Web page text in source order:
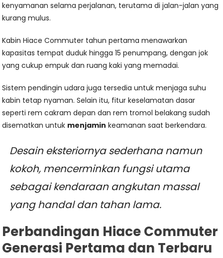
kenyamanan selama perjalanan, terutama di jalan-jalan yang
kurang mulus.
Kabin Hiace Commuter tahun pertama menawarkan
kapasitas tempat duduk hingga 15 penumpang, dengan jok
yang cukup empuk dan ruang kaki yang memadai.
Sistem pendingin udara juga tersedia untuk menjaga suhu
kabin tetap nyaman. Selain itu, fitur keselamatan dasar
seperti rem cakram depan dan rem tromol belakang sudah
disematkan untuk menjamin keamanan saat berkendara.
Desain eksteriornya sederhana namun
kokoh, mencerminkan fungsi utama
sebagai kendaraan angkutan massal
yang handal dan tahan lama.
Perbandingan Hiace Commuter
Generasi Pertama dan Terbaru